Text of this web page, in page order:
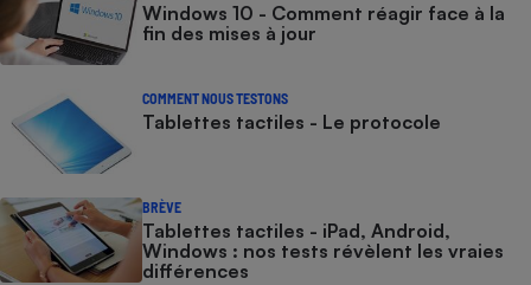
Windows 10 - Comment réagir face à la
fin des mises à jour
COMMENT NOUS TESTONS
Tablettes tactiles - Le protocole
BRÈVE
Tablettes tactiles - iPad, Android,
Windows : nos tests révèlent les vraies
différences